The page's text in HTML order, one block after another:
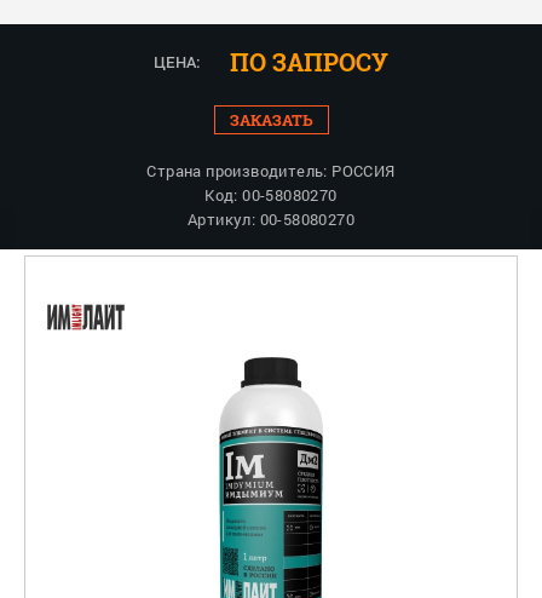
ЦЕНА: ПО ЗАПРОСУ
ЗАКАЗАТЬ
Страна производитель: РОССИЯ
Код: 00-58080270
Артикул: 00-58080270